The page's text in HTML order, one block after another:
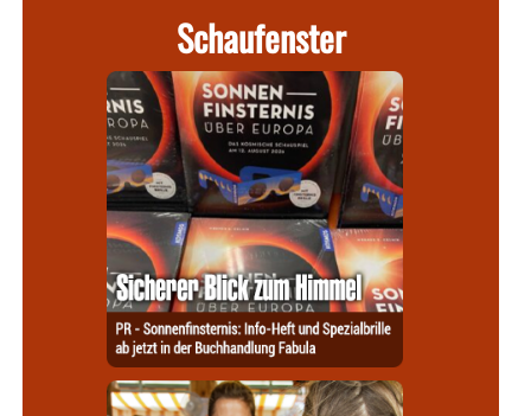
Schaufenster